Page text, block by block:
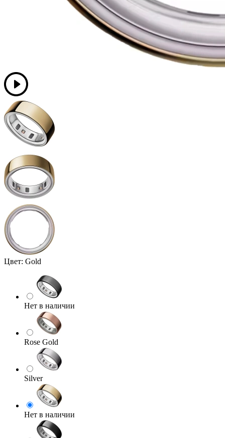
Цвет: Gold
Нет в наличии
Rose Gold
Silver
Нет в наличии